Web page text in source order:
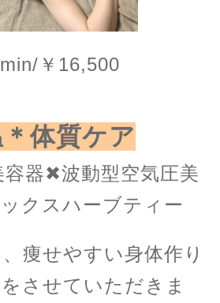
￥16,500
体質ケア
容器✖︎波動型空気圧美
クスハーブティー
痩せやすい身体作り
させていただきま